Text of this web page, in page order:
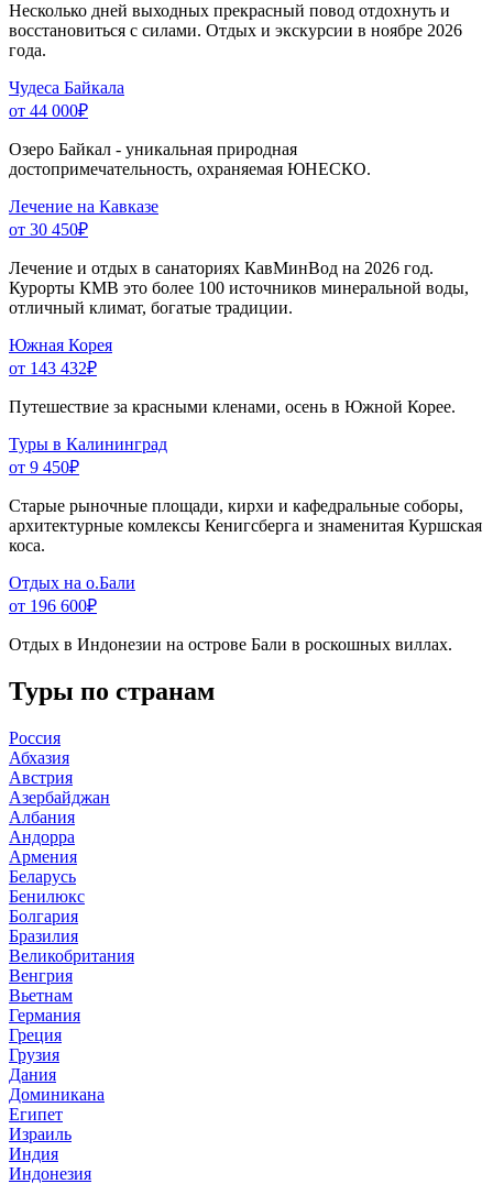
Несколько дней выходных прекрасный повод отдохнуть и
восстановиться с силами. Отдых и экскурсии в ноябре 2026
года.
Чудеса Байкала
от 44 000₽
Озеро Байкал - уникальная природная
достопримечательность, охраняемая ЮНЕСКО.
Лечение на Кавказе
от 30 450₽
Лечение и отдых в санаториях КавМинВод на 2026 год.
Курорты КМВ это более 100 источников минеральной воды,
отличный климат, богатые традиции.
Южная Корея
от 143 432₽
Путешествие за красными кленами, осень в Южной Корее.
Туры в Калининград
от 9 450₽
Старые рыночные площади, кирхи и кафедральные соборы,
архитектурные комлексы Кенигсберга и знаменитая Куршская
коса.
Отдых на о.Бали
от 196 600₽
Отдых в Индонезии на острове Бали в роскошных виллах.
Туры по странам
Россия
Абхазия
Австрия
Азербайджан
Албания
Андорра
Армения
Беларусь
Бенилюкс
Болгария
Бразилия
Великобритания
Венгрия
Вьетнам
Германия
Греция
Грузия
Дания
Доминикана
Египет
Израиль
Индия
Индонезия